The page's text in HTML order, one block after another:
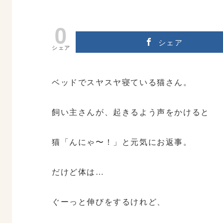
0
シェア
シェア
ベッドでスヤスヤ寝ている猫さん。
飼い主さんが、起きるよう声をかけると
猫「んにゃ〜！」と元気にお返事。
だけど体は…
ぐーっと伸びをするけれど、